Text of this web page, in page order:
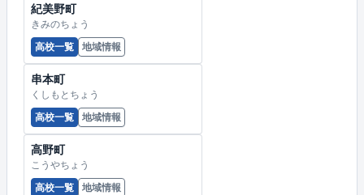
紀美野町
きみのちょう
高校一覧
地域情報
串本町
くしもとちょう
高校一覧
地域情報
高野町
こうやちょう
高校一覧
地域情報